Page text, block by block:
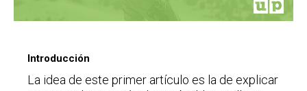
Introducción
La idea de este primer artículo es la de explicar